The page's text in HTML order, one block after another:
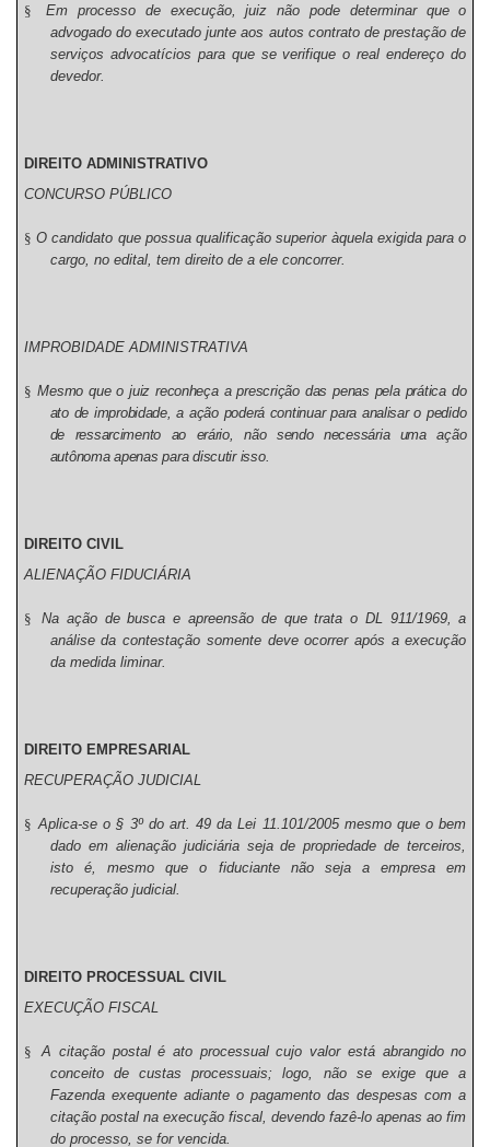
§
Em processo de execução, juiz não pode determinar que o
advogado do executado junte aos autos contrato de prestação de
serviços advocatícios para que se verifique o real endereço do
devedor.
DIREITO ADMINISTRATIVO
CONCURSO PÚBLICO
§ O candidato que possua qualificação superior àquela exigida para o
cargo, no edital, tem direito de a ele concorrer.
IMPROBIDADE ADMINISTRATIVA
§ Mesmo que o juiz reconheça a prescrição das penas pela prática do
ato de improbidade, a ação poderá continuar para analisar o pedido
de ressarcimento ao erário, não sendo necessária uma ação
autônoma apenas para discutir isso.
DIREITO CIVIL
ALIENAÇÃO FIDUCIÁRIA
§
Na ação de busca e apreensão de que trata o DL 911/1969, a
análise da contestação somente deve ocorrer após a execução
da medida liminar.
DIREITO EMPRESARIAL
RECUPERAÇÃO JUDICIAL
§ Aplica-se o § 3º do art. 49 da Lei 11.101/2005 mesmo que o bem
dado em alienação judiciária seja de propriedade de terceiros,
isto é, mesmo que o fiduciante não seja a empresa em
recuperação judicial.
DIREITO PROCESSUAL CIVIL
EXECUÇÃO FISCAL
§
A citação postal é ato processual cujo valor está abrangido no
conceito de custas processuais; logo, não se exige que a
Fazenda exequente adiante o pagamento das despesas com a
citação postal na execução fiscal, devendo fazê-lo apenas ao fim
do processo, se for vencida.